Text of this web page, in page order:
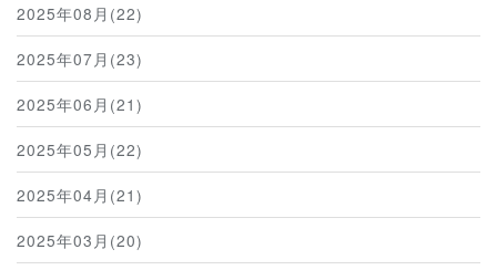
2025年08月(22)
2025年07月(23)
2025年06月(21)
2025年05月(22)
2025年04月(21)
2025年03月(20)